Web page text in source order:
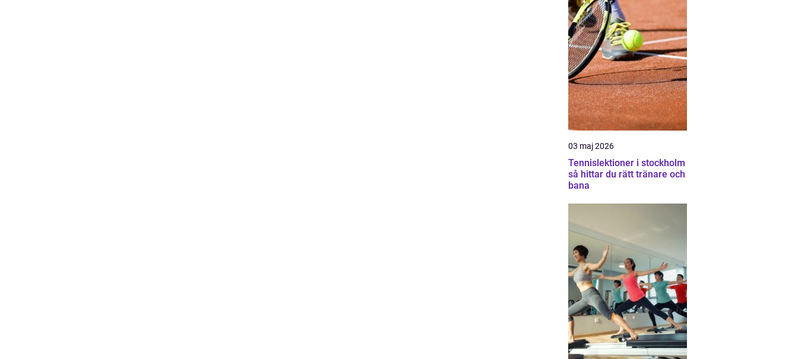
03 maj 2026
Tennislektioner i stockholm
så hittar du rätt tränare och
bana